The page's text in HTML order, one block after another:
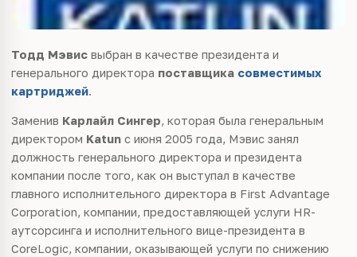
Тодд Мэвис выбран в качестве президента и
генерального директора поставщика совместимых
картриджей.
Заменив Карлайл Сингер, которая была генеральным
директором Katun с июня 2005 года, Мэвис занял
должность генерального директора и президента
компании после того, как он выступал в качестве
главного исполнительного директора в First Advantage
Corporation, компании, предоставляющей услуги HR-
аутсорсинга и исполнительного вице-президента в
CoreLogic, компании, оказывающей услуги по снижению